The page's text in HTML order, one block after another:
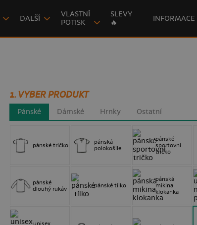
DALŠÍ
VLASTNÍ
POTISK
SLEVY
🔥
INFORMACE
1. VYBER PRODUKT
Pánské Dámské Hrnky Ostatní
pánské tričko
pánská
polokošile
pánské
sportovní
tričko
pánské
dlouhý rukáv
pánské tílko
pánská
mikina
klokanka